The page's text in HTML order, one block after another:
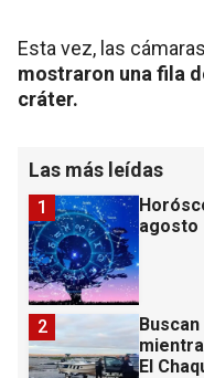
Esta vez, las
mostraron una fila
cráter.
Las más leídas
agosto
1
El
2